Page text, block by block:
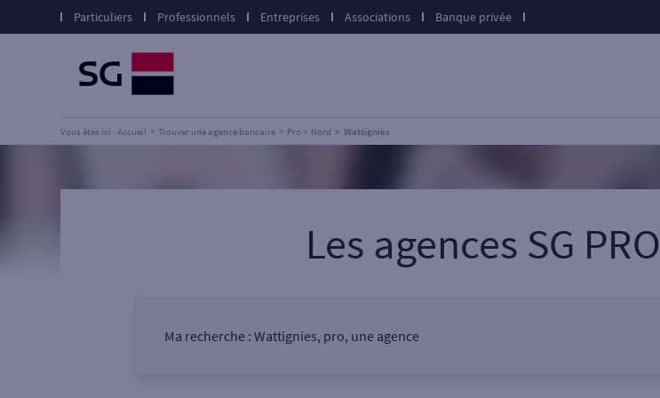
Particuliers Professionnels Entreprises Associations Banque privée
Vous êtes ici : Accueil Trouver une agence bancaire Pro Nord Wattignies
Les agences SG PRO
Ma recherche : Wattignies, pro, une agence